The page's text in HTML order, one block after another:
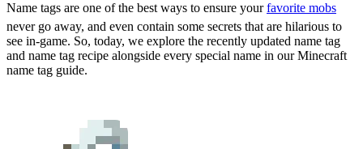
Name tags are one of the best ways to ensure yourfavorite mobs
never go away, and even contain some secrets that are hilarious to
see in-game. So, today, we explore the recently updated name tag
and name tag recipe alongside every special name in our Minecraft
name tag guide.